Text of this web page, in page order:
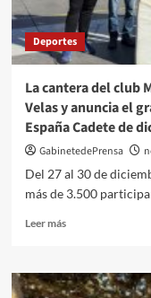
Inclusivo
de
Asalsido
Deportes
La cantera del club
Velas y anuncia el
España Cadete de
GabinetedePrensa
Del 27 al 30 de
más de 3.500
Leer másLeer
La
cantera